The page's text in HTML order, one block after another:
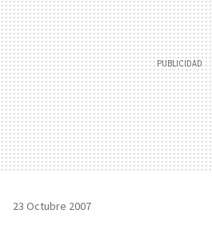
23 Octubre 2007